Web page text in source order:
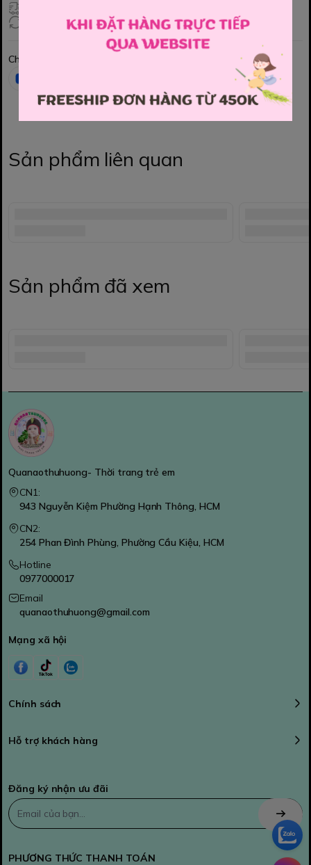
Đổi hàng 3 ngày (HCM), 7 ngày (Tỉnh)
Chia sẻ
Sản phẩm liên quan
Sản phẩm đã xem
Quanaothuhuong- Thời trang trẻ em
CN1:
943 Nguyễn Kiệm Phường Hạnh Thông, HCM
CN2:
254 Phan Đình Phùng, Phường Cầu Kiệu, HCM
Hotline
0977000017
Email
quanaothuhuong@gmail.com
Mạng xã hội
Chính sách
Hỗ trợ khách hàng
Đăng ký nhận ưu đãi
PHƯƠNG THỨC THANH TOÁN